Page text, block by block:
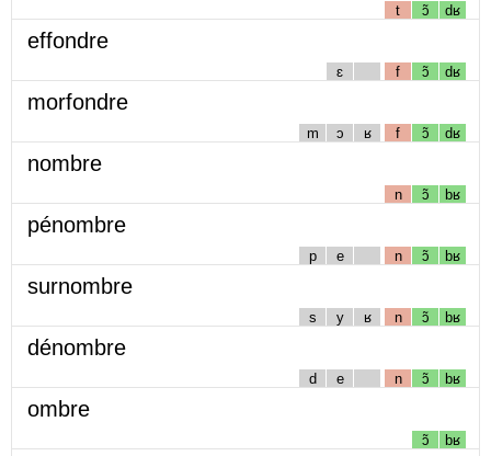
t ɔ̃ dʁ
effondre
ɛ f ɔ̃ dʁ
morfondre
m ɔ ʁ f ɔ̃ dʁ
nombre
n ɔ̃ bʁ
pénombre
p e n ɔ̃ bʁ
surnombre
s y ʁ n ɔ̃ bʁ
dénombre
d e n ɔ̃ bʁ
ombre
ɔ̃ bʁ